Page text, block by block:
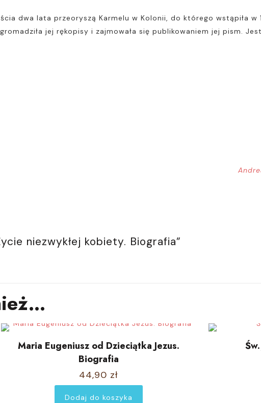
dwa lata przeoryszą Karmelu w Kolonii, do którego wstąpiła w
jej rękopisy i zajmowała się publikowaniem jej pism.
niezwykłej kobiety. Biografia”
Maria Eugeniusz od Dzieciątka Jezus.
Biografia
44,90 zł
Dodaj do koszyka